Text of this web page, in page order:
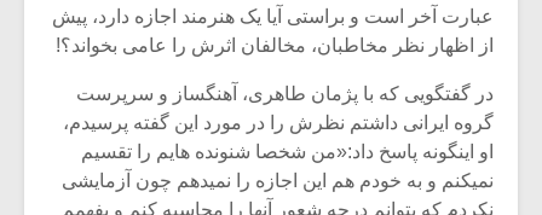
عبارت آخر است و براستی آیا یک هنرمند اجازه دارد، پیش
از اظهار نظر مخاطبان، مخالفان اثرش را عامی بخواند؟!
در گفتگویی که با پژمان طاهری، آهنگساز و سرپرست
گروه ایرانی داشتم نظرش را در مورد این گفته پرسیدم،
او اینگونه پاسخ داد:«من شخصا شنونده هایم را تقسیم
نمیکنم و به خودم هم این اجازه را نمیدهم چون آزمایشی
نکردم که بتوانم درجه شعور آنها را محاسبه کنم و بفهمم